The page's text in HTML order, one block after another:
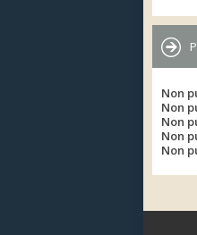
Non
Non
Non
Non
Non